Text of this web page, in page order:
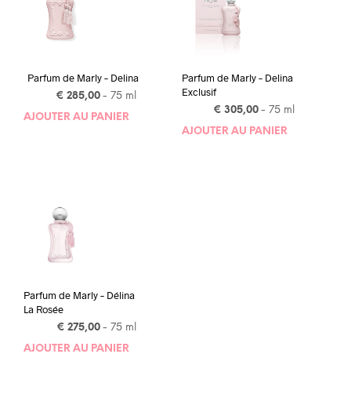
Parfum de Marly – Delina
€ 285,00 - 75 ml
AJOUTER AU PANIER
Parfum de Marly – Delina
Exclusif
€ 305,00 - 75 ml
AJOUTER AU PANIER
Parfum de Marly – Délina
La Rosée
€ 275,00 - 75 ml
AJOUTER AU PANIER